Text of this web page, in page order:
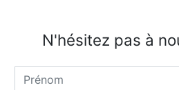
N'hésitez pas à